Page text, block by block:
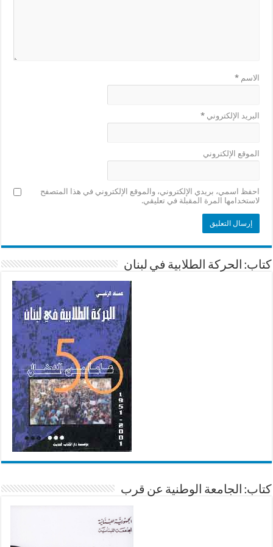
الاسم*
البريد الإلكتروني*
الموقع الإلكتروني
احفظ اسمي، بريدي الإلكتروني، والموقع الإلكتروني في هذا المتصفح
لاستخدامها المرة المقبلة في تعليقي.
كتاب: الحركة الطلابية في لبنان
كتاب: الجامعة الوطنية عن قرب